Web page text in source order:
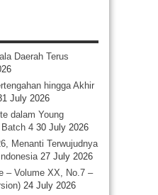
Daerah Terus
hingga Akhir
July 2026
dalam Young
4 30 July 2026
Menanti Terwujudnya
27 July 2026
– Volume XX, No.7 –
24 July 2026